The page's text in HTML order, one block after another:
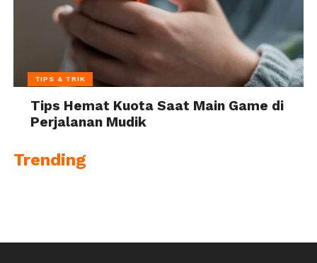
TIPS & TRIK
Tips Hemat Kuota Saat Main Game di
Perjalanan Mudik
Trending